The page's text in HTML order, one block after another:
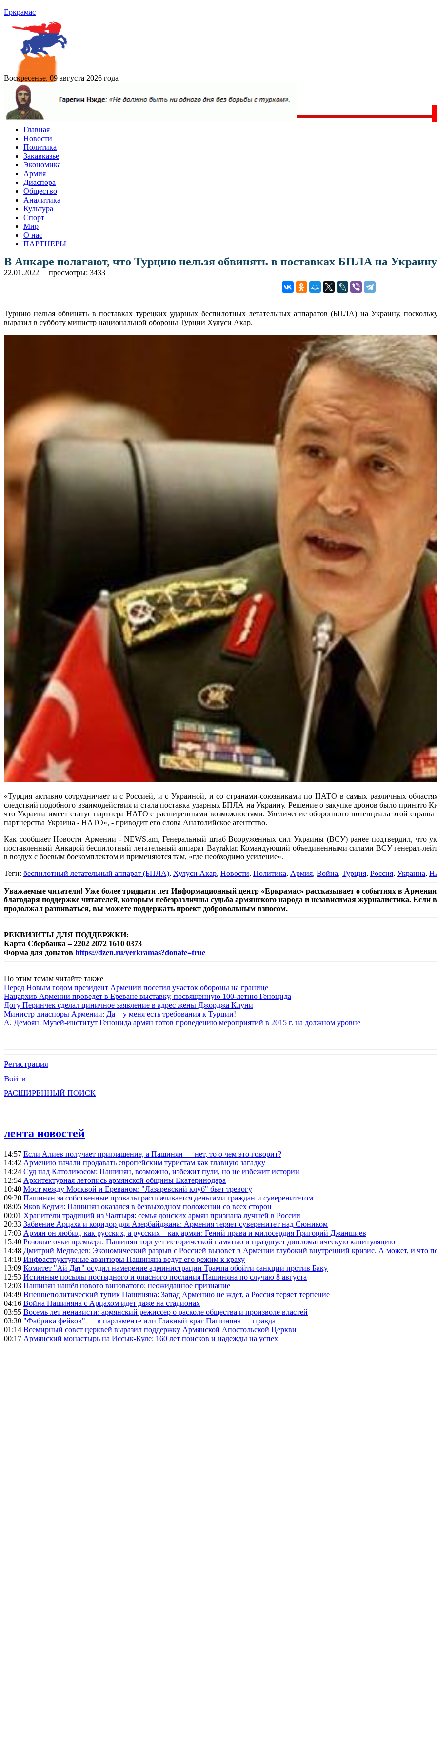
Еркрамас
Воскресенье, 09 августа 2026 года
Главная
Новости
Политика
Закавказье
Экономика
Армия
Диаспора
Общество
Аналитика
Культура
Спорт
Мир
О нас
ПАРТНЕРЫ
В Анкаре полагают, что Турцию нельзя обвинять в поставках БПЛА на Украину
22.01.2022 просмотры: 3433
Турцию нельзя обвинять в поставках турецких ударных беспилотных летательных аппаратов (БПЛА) на Украину,
выразил в субботу министр национальной обороны Турции Хулуси Акар.
«Турция активно сотрудничает и с Россией, и с Украиной, и со странами-союзниками по НАТО в самых различных
следствий подобного взаимодействия и стала поставка ударных БПЛА на Украину. Решение о закупке дронов было принято
что Украина имеет статус партнера НАТО с расширенными возможностями. Увеличение оборонного потенциала этой страны
партнерства Украина - НАТО», - приводит его слова Анатолийское агентство.
Как сообщает Новости Армении - NEWS.am, Генеральный штаб Вооруженных сил Украины (ВСУ) ранее подтвердил, что
поставленный Анкарой беспилотный летательный аппарат Bayraktar. Командующий объединенными силами ВСУ генерал-
в воздух с боевым боекомплектом и применяются там, «где необходимо усиление».
Теги: беспилотный летательный аппарат (БПЛА), Хулуси Акар, Новости, Политика, Армия, Война, Турция, Россия, Украина,
Уважаемые читатели! Уже более тридцати лет Информационный центр «Еркрамас» рассказывает о событиях в
благодаря поддержке читателей, которым небезразличны судьба армянского народа и независимая журналистика.
продолжал развиваться, вы можете поддержать проект добровольным взносом.
РЕКВИЗИТЫ ДЛЯ ПОДДЕРЖКИ:
Карта Сбербанка – 2202 2072 1610 0373
Форма для донатов https://dzen.ru/yerkramas?donate=true
По этим темам читайте также
Перед Новым годом президент Армении посетил участок обороны на границе
Нацархив Армении проведет в Ереване выставку, посвященную 100-летию Геноцида
Догу Перинчек сделал циничное заявление в адрес жены Джорджа Клуни
Министр диаспоры Армении: Да – у меня есть требования к Турции!
А. Демоян: Музей-институт Геноцида армян готов проведению мероприятий в 2015 г. на должном уровне
Регистрация
Войти
РАСШИРЕННЫЙ ПОИСК
лента новостей
14:57 Если Алиев получает приглашение, а Пашинян — нет, то о чем это говорит?
14:42 Армению начали продавать европейским туристам как главную загадку
14:24 Суд над Католикосом: Пашинян, возможно, избежит пули, но не избежит истории
12:54 Архитектурная летопись армянской общины Екатеринодара
10:40 Мост между Москвой и Ереваном: "Лазаревский клуб" бьет тревогу
09:20 Пашинян за собственные провалы расплачивается деньгами граждан и суверенитетом
08:05 Яков Кедми: Пашинян оказался в безвыходном положении со всех сторон
00:01 Хранители традиций из Чалтыря: семья донских армян признана лучшей в России
20:33 Забвение Арцаха и коридор для Азербайджана: Армения теряет суверенитет над Сюником
17:03 Армян он любил, как русских, а русских – как армян: Гений права и милосердия Григорий Джаншиев
15:40 Розовые очки премьера: Пашинян торгует исторической памятью и празднует дипломатическую капитуляцию
14:48 Дмитрий Медведев: Экономический разрыв с Россией вызовет в Армении глубокий внутренний кризис. А может, и что
14:19 Инфраструктурные авантюры Пашиняна ведут его режим к краху
13:09 Комитет "Ай Дат" осудил намерение администрации Трампа обойти санкции против Баку
12:53 Истинные посылы постыдного и опасного послания Пашиняна по случаю 8 августа
12:03 Пашинян нашёл нового виноватого: неожиданное признание
04:49 Внешнеполитический тупик Пашиняна: Запад Армению не ждет, а Россия теряет терпение
04:16 Война Пашиняна с Арцахом идет даже на стадионах
03:55 Восемь лет ненависти: армянский режиссер о расколе общества и произволе властей
03:30 "Фабрика фейков" — в парламенте или Главный враг Пашиняна — правда
01:14 Всемирный совет церквей выразил поддержку Армянской Апостольской Церкви
00:17 Армянский монастырь на Иссык-Куле: 160 лет поисков и надежды на успех